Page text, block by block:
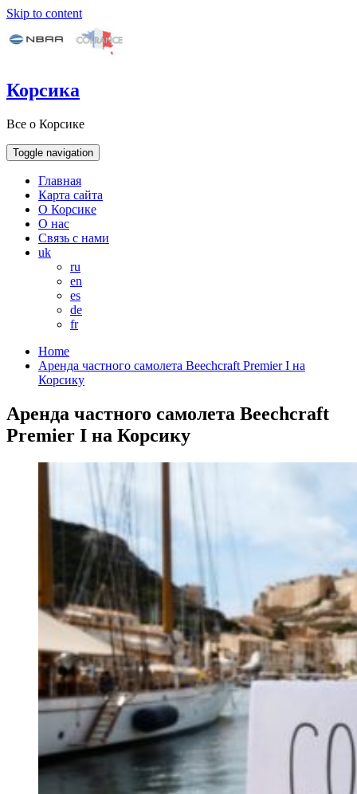
Skip to content
Корсика
Все о Корсике
Toggle navigation
Главная
Карта сайта
О Корсике
О нас
Связь с нами
uk
ru
en
es
de
fr
Home
Аренда частного самолета Beechcraft Premier I на
Корсику
Аренда частного самолета Beechcraft
Premier I на Корсику